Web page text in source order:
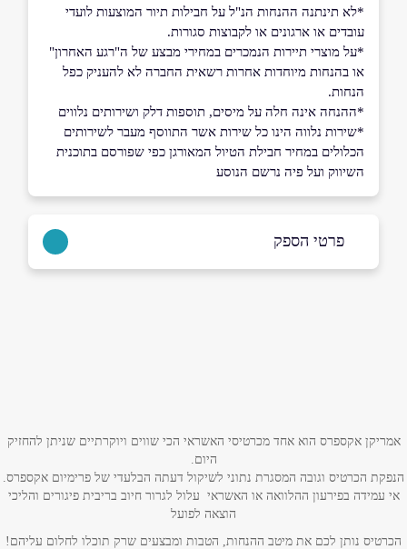
*לא תינתנה ההנחות הנ"ל על חבילות תיור המוצעות לועדי
עובדים או ארגונים או לקבוצות סגורות.
*על מוצרי תיירות הנמכרים במחירי מבצע של ה"רגע האחרון"
או בהנחות מיוחדות אחרות רשאית החברה לא להעניק כפל
הנחות.
*ההנחה אינה חלה על מיסים, תוספות דלק ושירותים נלווים
*שירות נלווה הינו כל שירות אשר התווסף מעבר לשירותים
הכלולים במחיר חבילת הטיול המאורגן כפי שפורסם בתוכנית
השיווק ועל פיה נרשם הנוסע
פרטי הספק
טלפון*
אימייל
אמריקן אקספרס הוא אחד מכרטיסי האשראי הכי שווים ויוקרתיים שניתן להחזיק
היום.
הנפקת הכרטיס וגובה המסגרת נתוני לשיקול דעתה הבלעדי של פרימיום אקספרס.
אי עמידה בפירעון ההלוואה או האשראי עלול לגרור חיוב בריבית פיגורים והליכי
הוצאה לפועל
הכרטיס נותן לכם את מיטב ההנחות, הטבות ומבצעים שרק תוכלו לחלום עליהם!